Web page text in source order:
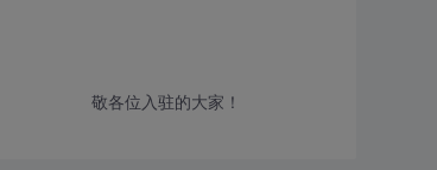
敬各位入驻的大家！